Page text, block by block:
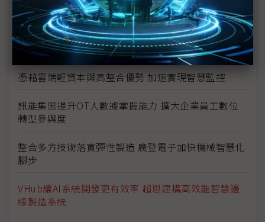
匯聚內外數據 強化供應商風險管理及ESG評比應用
併用NPB與SaaS NDR 讓OT資安威脅無所遁形
憑藉雲端輕資本與高整合優勢 加速實現智慧監控
訊能集思提升OT人數據掌握能力 擴大企業員工數位
轉型參與度
整合多方技術落實彈性製造 廣登電子加快機械智慧化
腳步
VHub讓AI系統開發更有效率 超恩建構高效能智慧邊
緣製造系統